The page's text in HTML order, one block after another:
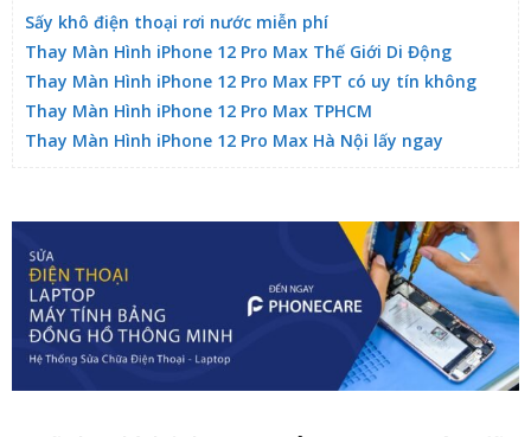
Sấy khô điện thoại rơi nước miễn phí
Thay Màn Hình iPhone 12 Pro Max Thế Giới Di Động
Thay Màn Hình iPhone 12 Pro Max FPT có uy tín không
Thay Màn Hình iPhone 12 Pro Max TPHCM
Thay Màn Hình iPhone 12 Pro Max Hà Nội lấy ngay